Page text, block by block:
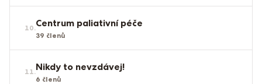
10.Centrum paliativní péče
39 členů
11.Nikdy to nevzdávej!
6 členů